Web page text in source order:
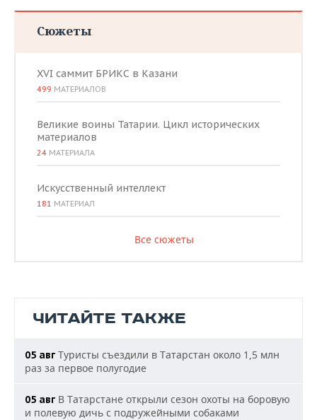
Сюжеты
XVI саммит БРИКС в Казани
499 МАТЕРИАЛОВ
Великие воины Татарии. Цикл исторических
материалов
24 МАТЕРИАЛА
Искусственный интеллект
181 МАТЕРИАЛ
Все сюжеты
ЧИТАЙТЕ ТАКЖЕ
05 авг Туристы съездили в Татарстан около 1,5 млн
раз за первое полугодие
05 авг В Татарстане открыли сезон охоты на боровую
и полевую дичь с подружейными собаками